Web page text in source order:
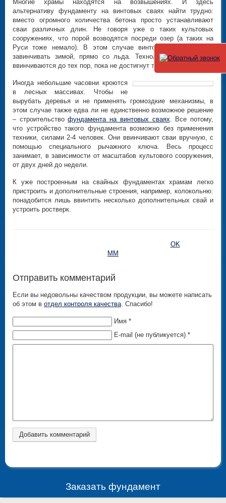
Многие храмы находятся на возвышениях. И здесь
альтернативу фундаменту на винтовых сваях найти трудно:
вместо огромного количества бетона просто устанавливают
сваи различных длин. Не говоря уже о таких культовых
сооружениях, что порой возводятся посреди озер (а таких на
Руси тоже немало). В этом случае винтовые сваи хорошо
завинчивать зимой, прямо со льда. Технология та же: сваи
ввинчиваются до тех пор, пока не достигнут твердых грунтов.
Иногда небольшие часовни кроются
в лесных массивах. Чтобы не
вырубать деревья и не применять громоздкие механизмы, в
этом случае также едва ли не единственно возможное решение
– строительствофундамента на винтовых сваях. Все потому,
что устройство такого фундамента возможно без применения
техники, силами 2-4 человек. Они ввинчивают сваи вручную, с
помощью специального рычажного ключа. Весь процесс
занимает, в зависимости от масштабов культового сооружения,
от двух дней до недели.
К уже построенным на свайных фундаментах храмам легко
пристроить и дополнительные строения, например, колокольню:
понадобится лишь ввинтить несколько дополнительных свай и
устроить ростверк.
OK
MM
Отправить комментарий
Если вы недовольны качеством продукции, вы можете написать
об этом в отдел контроля качества. Спасибо!
Имя *
E-mail (не публикуется) *
Заказать фундамент